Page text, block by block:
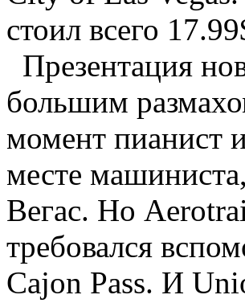
стоил всего
Презентация
большим
момент пианист
месте
Вегас. Но
требовался
Cajon Pass. И